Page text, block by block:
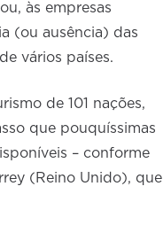
às empresas
(ou ausência) das
vários países.
de 101 nações,
que pouquíssimas
– conforme
(Reino Unido), que